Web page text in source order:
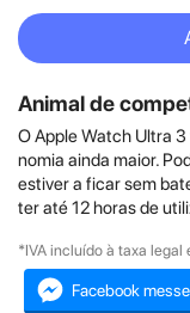
Animal de
O Apple Watch Ultra
nomia ainda maior.
estiver a ficar sem
ter até 12 horas de
*IVA incluído à taxa legal
Facebook